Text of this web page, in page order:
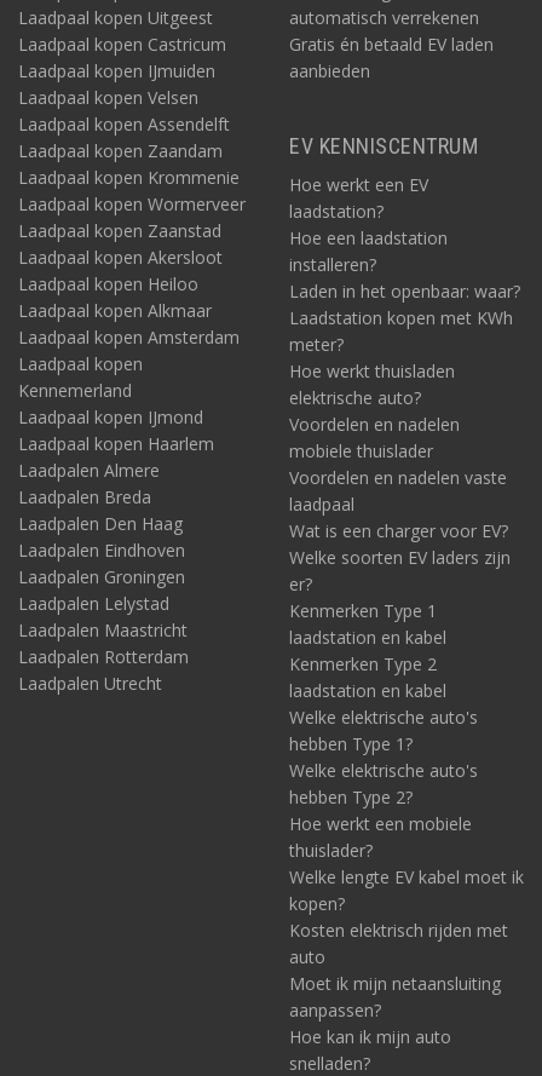
Laadpaal kopen Uitgeest
Laadpaal kopen Castricum
Laadpaal kopen IJmuiden
Laadpaal kopen Velsen
Laadpaal kopen Assendelft
Laadpaal kopen Zaandam
Laadpaal kopen Krommenie
Laadpaal kopen Wormerveer
Laadpaal kopen Zaanstad
Laadpaal kopen Akersloot
Laadpaal kopen Heiloo
Laadpaal kopen Alkmaar
Laadpaal kopen Amsterdam
Laadpaal kopen
Kennemerland
Laadpaal kopen IJmond
Laadpaal kopen Haarlem
Laadpalen Almere
Laadpalen Breda
Laadpalen Den Haag
Laadpalen Eindhoven
Laadpalen Groningen
Laadpalen Lelystad
Laadpalen Maastricht
Laadpalen Rotterdam
Laadpalen Utrecht
automatisch verrekenen
Gratis én betaald EV laden
aanbieden
EV KENNISCENTRUM
Hoe werkt een EV
laadstation?
Hoe een laadstation
installeren?
Laden in het openbaar: waar?
Laadstation kopen met KWh
meter?
Hoe werkt thuisladen
elektrische auto?
Voordelen en nadelen
mobiele thuislader
Voordelen en nadelen vaste
laadpaal
Wat is een charger voor EV?
Welke soorten EV laders zijn
er?
Kenmerken Type 1
laadstation en kabel
Kenmerken Type 2
laadstation en kabel
Welke elektrische auto's
hebben Type 1?
Welke elektrische auto's
hebben Type 2?
Hoe werkt een mobiele
thuislader?
Welke lengte EV kabel moet ik
kopen?
Kosten elektrisch rijden met
auto
Moet ik mijn netaansluiting
aanpassen?
Hoe kan ik mijn auto
snelladen?